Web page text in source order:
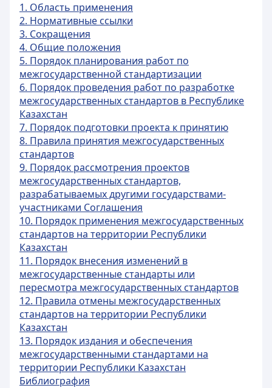
1. Область применения
2. Нормативные ссылки
3. Сокращения
4. Общие положения
5. Порядок планирования работ по
межгосударственной стандартизации
6. Порядок проведения работ по разработке
межгосударственных стандартов в Республике
Казахстан
7. Порядок подготовки проекта к принятию
8. Правила принятия межгосударственных
стандартов
9. Порядок рассмотрения проектов
межгосударственных стандартов,
разрабатываемых другими государствами-
участниками Соглашения
10. Порядок применения межгосударственных
стандартов на территории Республики
Казахстан
11. Порядок внесения изменений в
межгосударственные стандарты или
пересмотра межгосударственных стандартов
12. Правила отмены межгосударственных
стандартов на территории Республики
Казахстан
13. Порядок издания и обеспечения
межгосударственными стандартами на
территории Республики Казахстан
Библиография